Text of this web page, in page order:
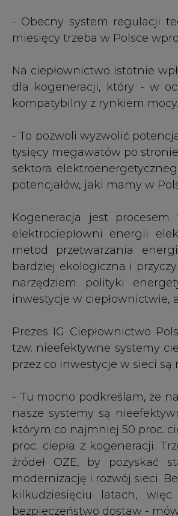
Kogeneracja jest
elektrociepłowni energii
metod przetwarzania
bardziej ekologiczna i
narzędziem polityki
inwestycje w ciepłownictwie,
Prezes IG Ciepłownictwo
tzw. nieefektywne systemy
przez co inwestycje w sieci
- Tu mocno podkreślam, że
nasze systemy są
którym co najmniej 50 proc.
proc. ciepła z kogeneracji.
źródeł OZE, by pozyskać
modernizację i rozwój sieci.
kilkudziesięciu latach,
bezpieczeństwo dostaw -
Dla kondycji branży duże
przekonanymi, że cena
IG Ciepłownictwo Polskie
który ma uświadomić
systemowego i zwrócić na
pozytywnie wpływa na